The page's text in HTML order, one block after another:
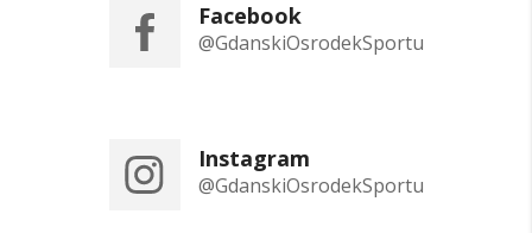
Facebook
@GdanskiOsrodekSportu
Instagram
@GdanskiOsrodekSportu